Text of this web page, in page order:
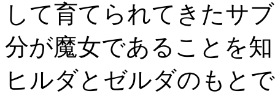
して育てられてきたサ
分が魔女であることを
ヒルダとゼルダのもと